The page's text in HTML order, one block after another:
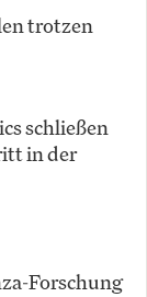
trotzen
schließen
in der
Forschung